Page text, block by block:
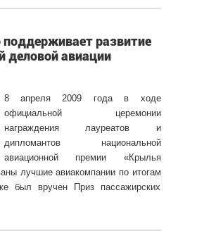
поддерживает развитие
деловой авиации
8 апреля 2009 года в ходе
официальной церемонии
награждения лауреатов и
дипломантов национальной
авиационной премии «Крылья
лучшие авиакомпании по итогам
был вручен Приз пассажирских